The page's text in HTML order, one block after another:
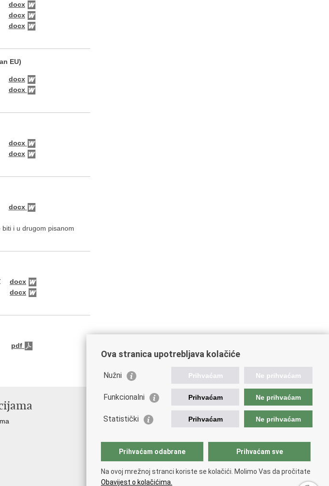
docx
docx
docx
EU)
docx
docx
docx
docx
docx
i u drugom pisanom
docx
docx
pdf
Važne poveznice
Vlada Republike Hrvatske
Ministarstvo obrane
Ova stranica upotrebljava kolačiće
Nužni Prihvaćam Ne prihvaćam
Funkcionalni Prihvaćam Ne prihvaćam
Statistički Prihvaćam Ne prihvaćam
Prihvaćam odabrane Prihvaćam sve
Na ovoj mrežnoj stranci koriste se kolačići. Molimo Vas da pročitate
Obavijest o kolačićima.